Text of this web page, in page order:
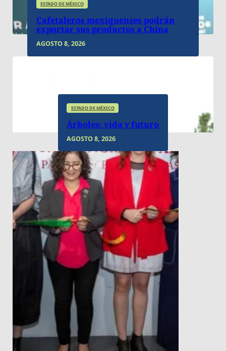
ESTADO DE MÉXICO
Cafetaleros mexiquenses podrán
exportar sus productos a China
AGOSTO 8, 2026
ESTADO DE MÉXICO
Árboles: vida y futuro
AGOSTO 8, 2026
El deporte transforma vidas y fortalece
el tejido social: Martha Camacho